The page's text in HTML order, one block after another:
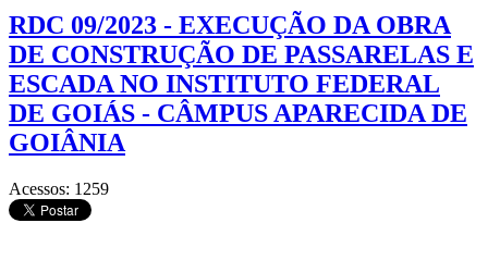
RDC 09/2023 - EXECUÇÃO DA OBRA
DE CONSTRUÇÃO DE PASSARELAS E
ESCADA NO INSTITUTO FEDERAL
DE GOIÁS - CÂMPUS APARECIDA DE
GOIÂNIA
Acessos: 1259